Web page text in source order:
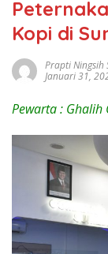
Kopi di
Prapti Ningsih
Januari 31,
Pewarta : Ghalih